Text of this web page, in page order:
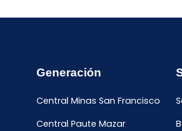
Generación
Central Minas San Francisco
Central Paute Mazar